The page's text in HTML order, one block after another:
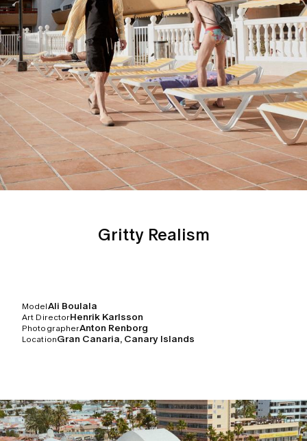
Gritty Realism
ModelAli Boulala
Art DirectorHenrik Karlsson
PhotographerAnton Renborg
LocationGran Canaria, Canary Islands